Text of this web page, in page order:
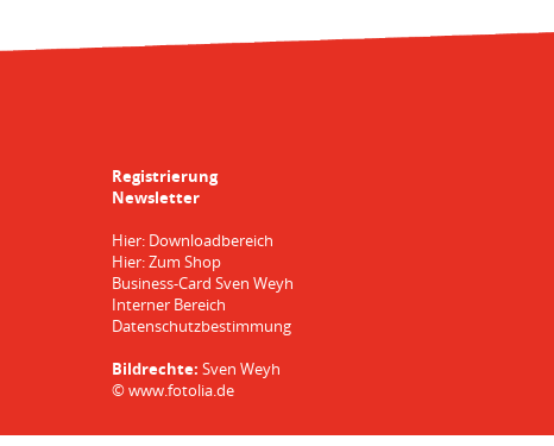
Registrierung
Newsletter
Hier: Downloadbereich
Hier: Zum Shop
Business-Card Sven Weyh
Interner Bereich
Datenschutzbestimmung
Bildrechte: Sven Weyh
©www.fotolia.de